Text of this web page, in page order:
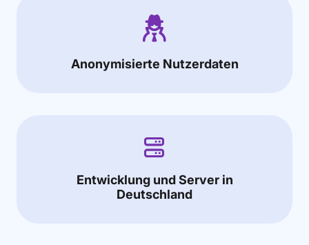
Anonymisierte Nutzerdaten
Entwicklung und Server in
Deutschland